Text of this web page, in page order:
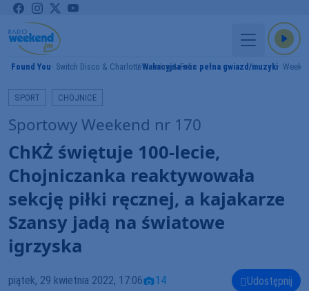
I Found You Switch Disco & Charlotte Haining & FelixWakacyjna noc pełna gwiazd/muzyki
SPORT CHOJNICE
Sportowy Weekend nr 170
ChKŻ świętuje 100-lecie,
Chojniczanka reaktywowała
sekcję piłki ręcznej, a kajakarze
Szansy jadą na światowe
igrzyska
piątek, 29 kwietnia 2022, 17:06 14 Udostępnij